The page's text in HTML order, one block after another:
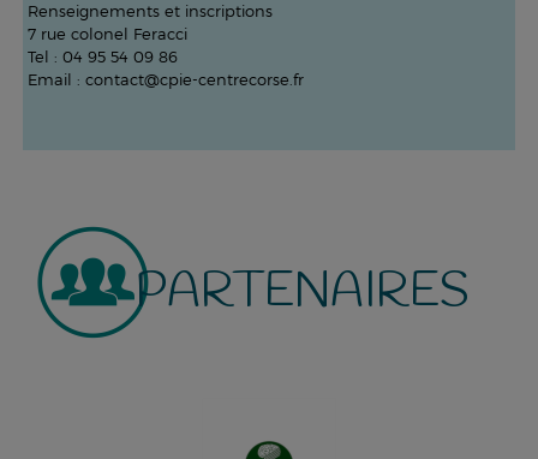
Renseignements et inscriptions
7 rue colonel Feracci
Tel : 04 95 54 09 86
Email : contact@cpie-centrecorse.fr
PARTENAIRES